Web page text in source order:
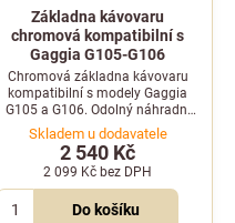
Základna kávovaru
chromová kompatibilní s
Gaggia G105-G106
Chromová základna kávovaru
kompatibilní s modely Gaggia
G105 a G106. Odolný náhradní
díl pro zajištění stability a
obnovení prémiového vzhledu
vašeho kávovaru.
Skladem u dodavatele
2 540 Kč
2 099 Kč bez DPH
Do košíku